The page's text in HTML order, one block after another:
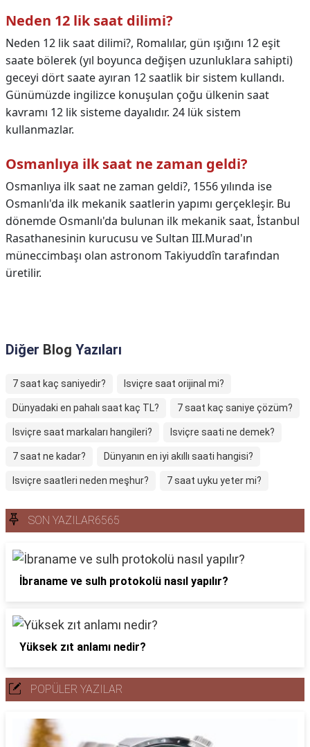
Neden 12 lik saat dilimi?
Neden 12 lik saat dilimi?, Romalılar, gün ışığını 12 eşit
saate bölerek (yıl boyunca değişen uzunluklara sahipti)
geceyi dört saate ayıran 12 saatlik bir sistem kullandı.
Günümüzde ingilizce konuşulan çoğu ülkenin saat
kavramı 12 lik sisteme dayalıdır. 24 lük sistem
kullanmazlar.
Osmanlıya ilk saat ne zaman geldi?
Osmanlıya ilk saat ne zaman geldi?, 1556 yılında ise
Osmanlı'da ilk mekanik saatlerin yapımı gerçekleşir. Bu
dönemde Osmanlı'da bulunan ilk mekanik saat, İstanbul
Rasathanesinin kurucusu ve Sultan III.Murad'ın
müneccimbaşı olan astronom Takiyuddîn tarafından
üretilir.
Diğer Blog Yazıları
7 saat kaç saniyedir? Isviçre saat orijinal mi?
Dünyadaki en pahalı saat kaç TL? 7 saat kaç saniye çözüm?
Isviçre saat markaları hangileri? Isviçre saati ne demek?
7 saat ne kadar? Dünyanın en iyi akıllı saati hangisi?
Isviçre saatleri neden meşhur? 7 saat uyku yeter mi?
SON YAZILAR6565
İbraname ve sulh protokolü nasıl yapılır?
Yüksek zıt anlamı nedir?
POPÜLER YAZILAR